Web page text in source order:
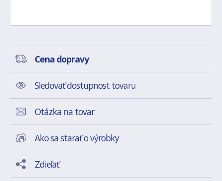
Cena dopravy
Sledovať dostupnost tovaru
Otázka na tovar
Ako sa starať o výrobky
Zdieľať